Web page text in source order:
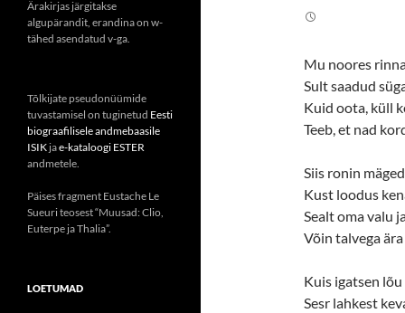
Mu noores
Sult saadud
Kuid oota, küll
Teeb, et nad
Siis ronin
Kust loodus
Sealt oma valu
Võin talvega
Kuis igatsen
Sesr lahkest
Ärakirjas järgitakse
algupärandit, erandina on w-
tähed asendatud v-ga.
Tõlkijate pseudonüümide
tuvastamisel on tuginetud Eesti
biograafilisele andmebaasile
ISIK jae-kataloogi ESTER
andmetele.
Päises fragment Eustache Le
Sueuri teosest “Muusad: Clio,
Euterpe ja Thalia”.
LOETUMAD